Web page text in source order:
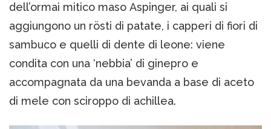
dell’ormai mitico maso Aspinger, ai quali si
aggiungono un rösti di patate, i capperi di fiori di
sambuco e quelli di dente di leone: viene
condita con una ‘nebbia’ di ginepro e
accompagnata da una bevanda a base di aceto
di mele con sciroppo di achillea.